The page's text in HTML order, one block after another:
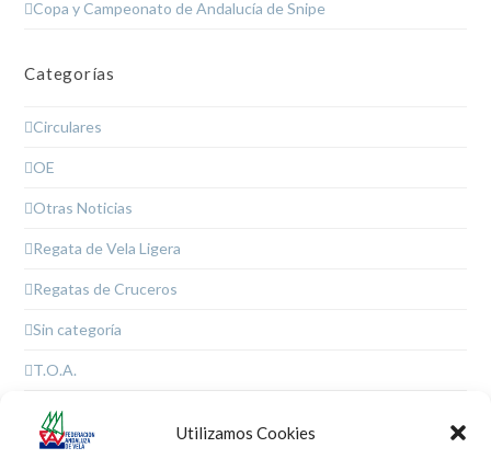
Utilizamos Cookies
Copa y Campeonato de Andalucía de Snipe
Categorías
Circulares
OE
Otras Noticias
Regata de Vela Ligera
Regatas de Cruceros
Sin categoría
T.O.A.